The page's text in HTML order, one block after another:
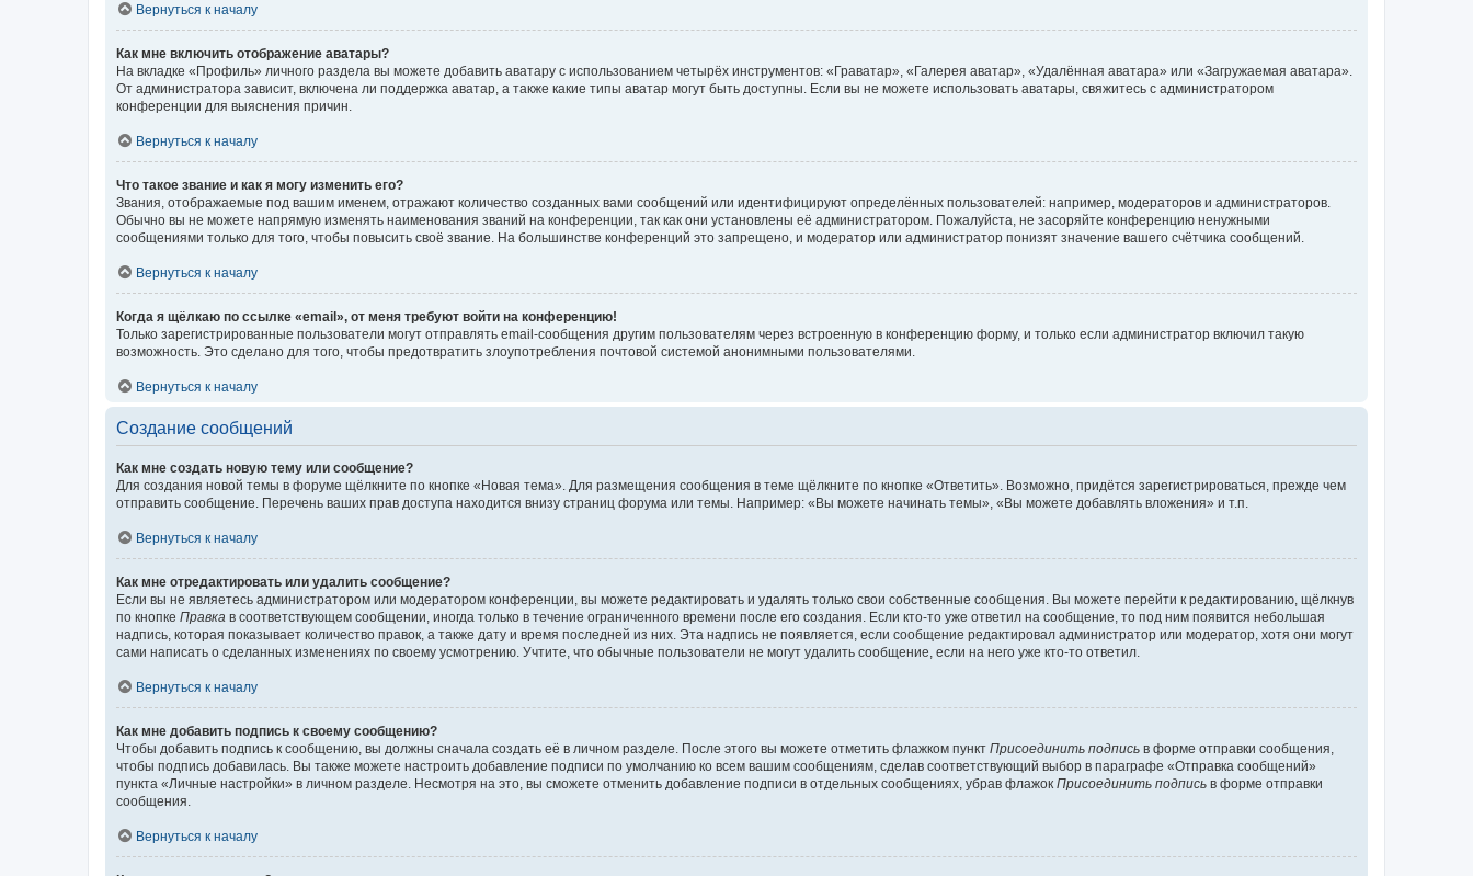
Вернуться к началу
Как мне включить отображение аватары?
На вкладке «Профиль» личного раздела вы можете добавить аватару с использованием четырёх инструментов: «Граватар», «Галерея аватар», «Удалённая аватара» или «Загружаемая аватара».
От администратора зависит, включена ли поддержка аватар, а также какие типы аватар могут быть доступны. Если вы не можете использовать аватары, свяжитесь с администратором
конференции для выяснения причин.
Вернуться к началу
Что такое звание и как я могу изменить его?
Звания, отображаемые под вашим именем, отражают количество созданных вами сообщений или идентифицируют определённых пользователей: например, модераторов и администраторов.
Обычно вы не можете напрямую изменять наименования званий на конференции, так как они установлены её администратором. Пожалуйста, не засоряйте конференцию ненужными
сообщениями только для того, чтобы повысить своё звание. На большинстве конференций это запрещено, и модератор или администратор понизят значение вашего счётчика сообщений.
Вернуться к началу
Когда я щёлкаю по ссылке «email», от меня требуют войти на конференцию!
Только зарегистрированные пользователи могут отправлять email-сообщения другим пользователям через встроенную в конференцию форму, и только если администратор включил такую
возможность. Это сделано для того, чтобы предотвратить злоупотребления почтовой системой анонимными пользователями.
Вернуться к началу
Создание сообщений
Как мне создать новую тему или сообщение?
Для создания новой темы в форуме щёлкните по кнопке «Новая тема». Для размещения сообщения в теме щёлкните по кнопке «Ответить». Возможно, придётся зарегистрироваться, прежде чем
отправить сообщение. Перечень ваших прав доступа находится внизу страниц форума или темы. Например: «Вы можете начинать темы», «Вы можете добавлять вложения» и т.п.
Вернуться к началу
Как мне отредактировать или удалить сообщение?
Если вы не являетесь администратором или модератором конференции, вы можете редактировать и удалять только свои собственные сообщения. Вы можете перейти к редактированию, щёлкнув
по кнопке Правка в соответствующем сообщении, иногда только в течение ограниченного времени после его создания. Если кто-то уже ответил на сообщение, то под ним появится небольшая
надпись, которая показывает количество правок, а также дату и время последней из них. Эта надпись не появляется, если сообщение редактировал администратор или модератор, хотя они могут
сами написать о сделанных изменениях по своему усмотрению. Учтите, что обычные пользователи не могут удалить сообщение, если на него уже кто-то ответил.
Вернуться к началу
Как мне добавить подпись к своему сообщению?
Чтобы добавить подпись к сообщению, вы должны сначала создать её в личном разделе. После этого вы можете отметить флажком пункт Присоединить подпись в форме отправки сообщения,
чтобы подпись добавилась. Вы также можете настроить добавление подписи по умолчанию ко всем вашим сообщениям, сделав соответствующий выбор в параграфе «Отправка сообщений»
пункта «Личные настройки» в личном разделе. Несмотря на это, вы сможете отменить добавление подписи в отдельных сообщениях, убрав флажок Присоединить подпись в форме отправки
сообщения.
Вернуться к началу